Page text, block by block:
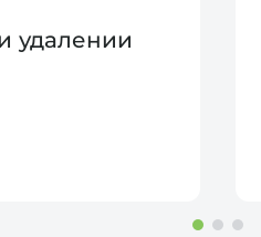
удалении